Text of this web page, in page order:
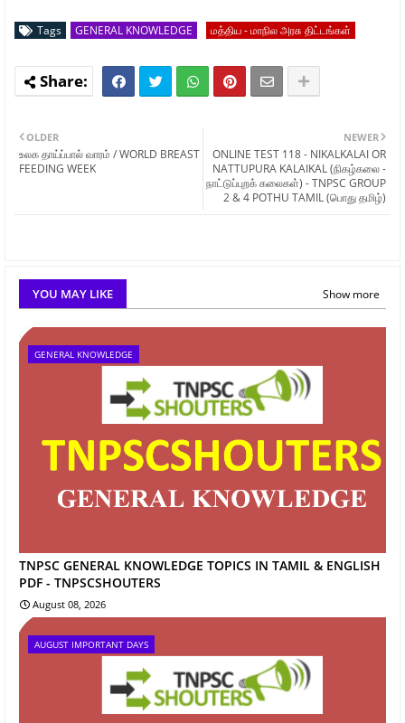
Tags GENERAL KNOWLEDGE மத்திய - மாநில அரசு திட்டங்கள்
NEWER
ONLINE TEST 118 - NIKALKALAI OR
NATTUPURA KALAIKAL (நிகழ்கலை -
நாட்டுப்புறக் கலைகள்) - TNPSC GROUP
2 & 4 POTHU TAMIL (பொது தமிழ்)
OLDER
உலக தாய்ப்பால் வாரம் / WORLD BREAST
FEEDING WEEK
YOU MAY LIKE Show more
GENERAL KNOWLEDGE
TNPSC GENERAL KNOWLEDGE TOPICS IN TAMIL & ENGLISH
PDF - TNPSCSHOUTERS
August 08, 2026
AUGUST IMPORTANT DAYS